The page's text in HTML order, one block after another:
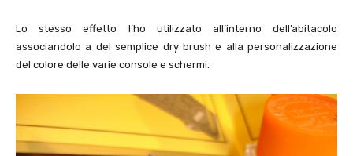
Lo stesso effetto l’ho utilizzato all’interno dell’abitacolo
associandolo a del semplice dry brush e alla personalizzazione
del colore delle varie console e schermi.